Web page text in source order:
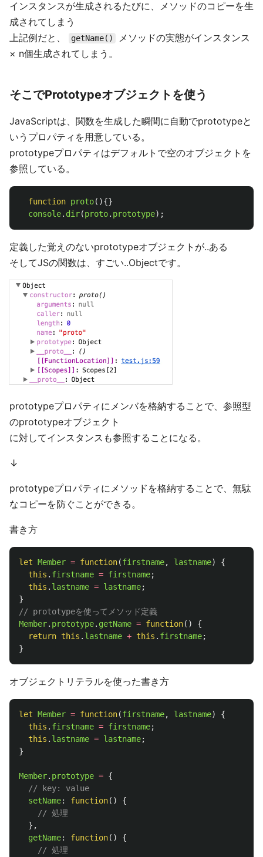
インスタンスが生成されるたびに、メソッドのコピーを生
成されてしまう
上記例だと、
getName()
メソッドの実態がインスタンス
× n個生成されてしまう。
そこでPrototypeオブジェクトを使う
JavaScriptは、関数を生成した瞬間に自動でprototypeと
いうプロパティを用意している。
prototypeプロパティはデフォルトで空のオブジェクトを
参照している。
function proto(){}
console. dir(proto. prototype);
定義した覚えのないprototypeオブジェクトが..ある
そしてJSの関数は、すごい..Objectです。
prototypeプロパティにメンバを格納することで、参照型
のprototypeオブジェクト
に対してインスタンスも参照することになる。
↓
prototypeプロパティにメソッドを格納することで、無駄
なコピーを防ぐことができる。
書き方
let Member = function(firstname, lastname)
{
this . firstname = firstname;
this . lastname = lastname;
}
// prototypeを使ってメソッド定義
Member. prototype. getName = function()
{
return this . lastname + this . firstname;
}
オブジェクトリテラルを使った書き方
let Member = function(firstname, lastname)
{
this . firstname = firstname;
this . lastname = lastname;
}
Member. prototype = {
// key: value
setName: function()
{
// 処理
},
getName: function()
{
// 処理